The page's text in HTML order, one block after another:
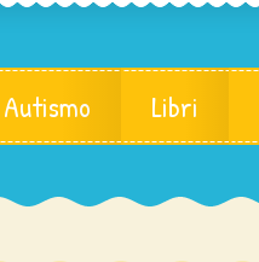
Autismo Libri